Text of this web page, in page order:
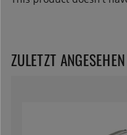
ZULETZT ANGESEHEN